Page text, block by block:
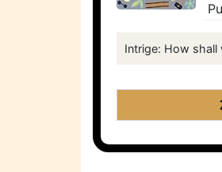
Intrige: How shall